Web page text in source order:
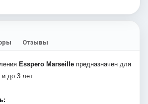
Отзывы
Esspero Marseille предназначен для
до 3 лет.